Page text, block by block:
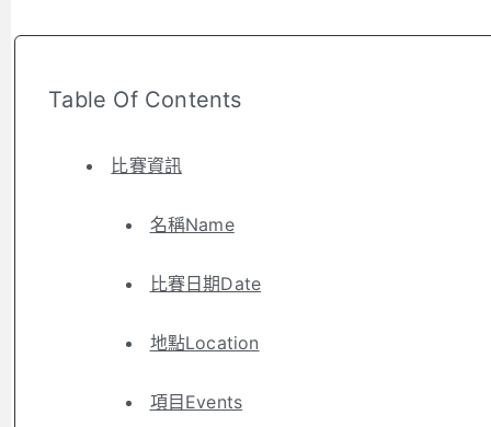
Table Of Contents
比賽資訊
名稱Name
比賽日期Date
地點Location
項目Events